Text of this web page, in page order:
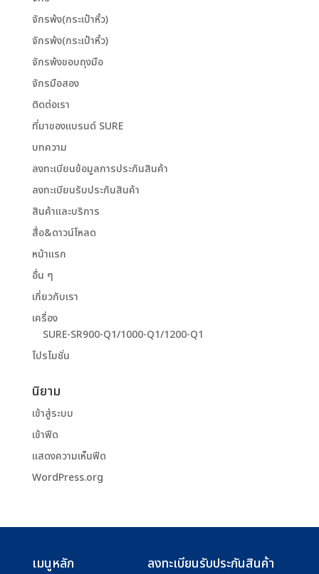
จักรพ้ง(กระเป๋าหิ้ว)
จักรพ้ง(กระเป๋าหิ้ว)
จักรพ้งขอบถุงมือ
จักรมือสอง
ติดต่อเรา
ที่มาของแบรนด์ SURE
บทความ
ลงทะเบียนข้อมูลการประกันสินค้า
ลงทะเบียนรับประกันสินค้า
สินค้าและบริการ
สื่อ&ดาวน์โหลด
หน้าแรก
อื่น ๆ
เกี่ยวกับเรา
เครื่อง
SURE-SR900-Q1/1000-Q1/1200-Q1
โปรโมชั่น
นิยาม
เข้าสู่ระบบ
เข้าฟีด
แสดงความเห็นฟีด
WordPress.org
เมนูหลัก ลงทะเบียนรับประกันสินค้า